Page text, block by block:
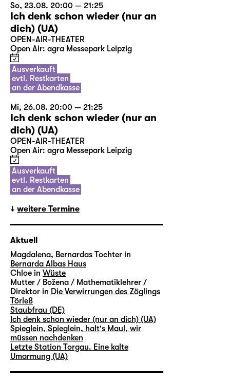
So, 23.08. 20:00 — 21:25
Ich denk schon wieder (nur an
dich) (UA)
OPEN-AIR-THEATER
Open Air: agra Messepark Leipzig
Ausverkauft
evtl. Restkarten
an der Abendkasse
Mi, 26.08. 20:00 — 21:25
Ich denk schon wieder (nur an
dich) (UA)
OPEN-AIR-THEATER
Open Air: agra Messepark Leipzig
Ausverkauft
evtl. Restkarten
an der Abendkasse
weitere Termine
Aktuell
Magdalena, Bernardas Tochter in
Bernarda Albas Haus
Chloe in Wüste
Mutter / Božena / Mathematiklehrer /
Direktor in Die Verwirrungen des Zöglings
Törleß
Staubfrau (DE)
Ich denk schon wieder (nur an dich) (UA)
Spieglein, Spieglein, halt's Maul, wir
müssen nachdenken
Letzte Station Torgau. Eine kalte
Umarmung (UA)